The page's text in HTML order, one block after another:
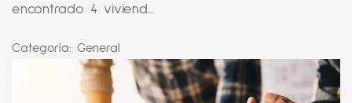
encontrado 4 viviend...
Categoría: General